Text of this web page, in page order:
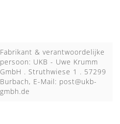
Fabrikant & verantwoordelijke
persoon: UKB - Uwe Krumm
GmbH . Struthwiese 1 . 57299
Burbach, E-Mail: post@ukb-
gmbh.de